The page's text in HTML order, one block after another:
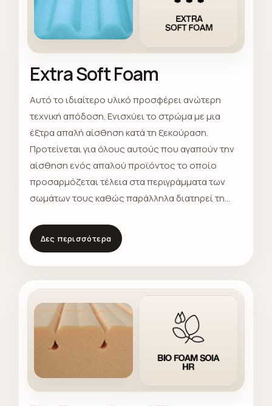
Extra Soft Foam
Αυτό το ιδιαίτερο υλικό προσφέρει ανώτερη
τεχνική απόδοση. Ενισχύει το στρώμα με μια
έξτρα απαλή αίσθηση κατά τη ξεκούραση.
Προτείνεται για όλους αυτούς που αγαπούν την
αίσθηση ενός απαλού προϊόντος το οποίο
προσαρμόζεται τέλεια στα περιγράμματα των
σωμάτων τους καθώς παράλληλα διατηρεί τη
Δες περισσότερα